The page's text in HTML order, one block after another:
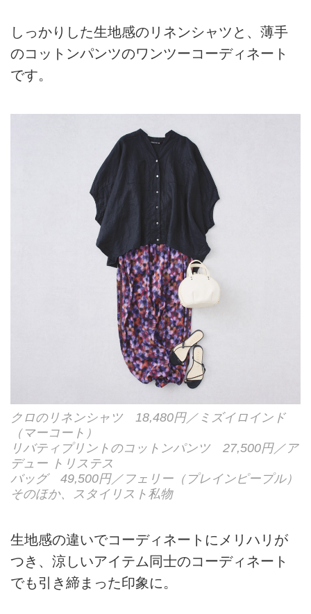
しっかりした生地感のリネンシャツと、薄手
のコットンパンツのワンツーコーディネート
です。
クロのリネンシャツ 18,480円／ミズイロインド
（マーコート）
リバティプリントのコットンパンツ 27,500円／ア
デュー トリステス
バッグ 49,500円／フェリー（プレインピープル）
そのほか、スタイリスト私物
生地感の違いでコーディネートにメリハリが
つき、涼しいアイテム同士のコーディネート
でも引き締まった印象に。